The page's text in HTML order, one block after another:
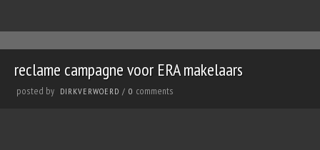
reclame campagne voor ERA makelaars
posted by DIRKVERWOERD / 0 comments